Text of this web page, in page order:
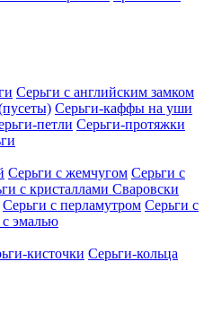
Серьги с английским замком
Серьги-каффы на уши
петли Серьги-протяжки
Серьги с жемчугом Серьги с
с кристаллами Сваровски
Серьги с перламутром Серьги с
эмалью
кисточки Серьги-кольца